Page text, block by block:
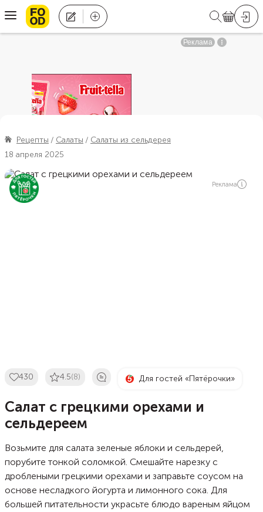
Рецепты Салаты
Салаты из сельдерея
18 апреля 2025
Реклама
430 4.5(8) Для гостей «Пятёрочки»
Салат с грецкими орехами и
сельдереем
Возьмите для салата зеленые яблоки и сельдерей,
порубите тонкой соломкой. Смешайте нарезку с
дроблеными грецкими орехами и заправьте соусом на
основе несладкого йогурта и лимонного сока. Для
большей питательности украсьте блюдо вареным яйцом